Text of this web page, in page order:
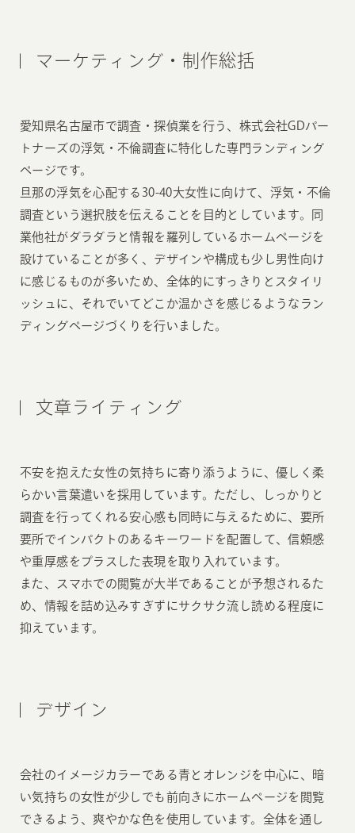
マーケティング・制作総括
愛知県名古屋市で調査・探偵業を行う、株式会社GDパー
トナーズの浮気・不倫調査に特化した専門ランディング
ページです。
旦那の浮気を心配する30-40大女性に向けて、浮気・不倫
調査という選択肢を伝えることを目的としています。同
業他社がダラダラと情報を羅列しているホームページを
設けていることが多く、デザインや構成も少し男性向け
に感じるものが多いため、全体的にすっきりとスタイリ
ッシュに、それでいてどこか温かさを感じるようなラン
ディングページづくりを行いました。
文章ライティング
不安を抱えた女性の気持ちに寄り添うように、優しく柔
らかい言葉遣いを採用しています。ただし、しっかりと
調査を行ってくれる安心感も同時に与えるために、要所
要所でインパクトのあるキーワードを配置して、信頼感
や重厚感をプラスした表現を取り入れています。
また、スマホでの閲覧が大半であることが予想されるた
め、情報を詰め込みすぎずにサクサク流し読める程度に
抑えています。
デザイン
会社のイメージカラーである青とオレンジを中心に、暗
い気持ちの女性が少しでも前向きにホームページを閲覧
できるよう、爽やかな色を使用しています。全体を通し